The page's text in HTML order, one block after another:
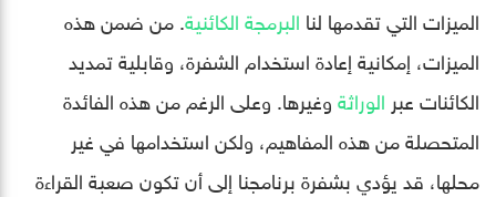
الميزات التي تقدمها لنا البرمجة الكائنية. من ضمن هذه
الميزات، إمكانية إعادة استخدام الشفرة، وقابلية تمديد
الكائنات عبر الوراثةوغيرها. وعلى الرغم من هذه الفائدة
المتحصلة من هذه المفاهيم، ولكن استخدامها في غير
محلها، قد يؤدي بشفرة برنامجنا إلى أن تكون صعبة القراءة